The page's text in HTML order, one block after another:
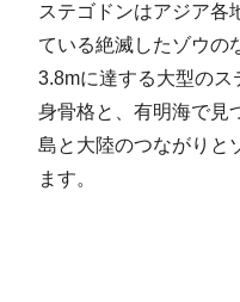
ステゴドンはアジア各
ている絶滅したゾウの
3.8mに達する大型の
身骨格と、有明海で見
島と大陸のつながりと
ます。